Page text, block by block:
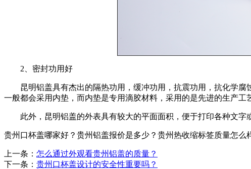
2、密封功用好
昆明铝盖具有杰出的隔热功用，缓冲功用，抗震功用，抗化学
一般都会采用内垫，而内垫是专用滴胶材料，采用的是先进的生产工
此外，昆明铝盖的外表具有较大的平面面积，便于打印各种文字
贵州口杯盖哪家好？贵州铝盖报价是多少？贵州热收缩标签质量怎
上一条： 怎么通过外观看贵州铝盖的质量？
下一条： 贵州口杯盖设计的安全性重要吗？